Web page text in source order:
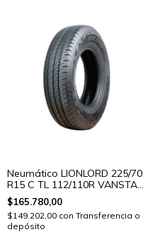
Neumático LIONLORD 225/70
R15 C TL 112/110R VANSTAR
C01
$165.780,00
$149.202,00 con Transferencia o
depósito